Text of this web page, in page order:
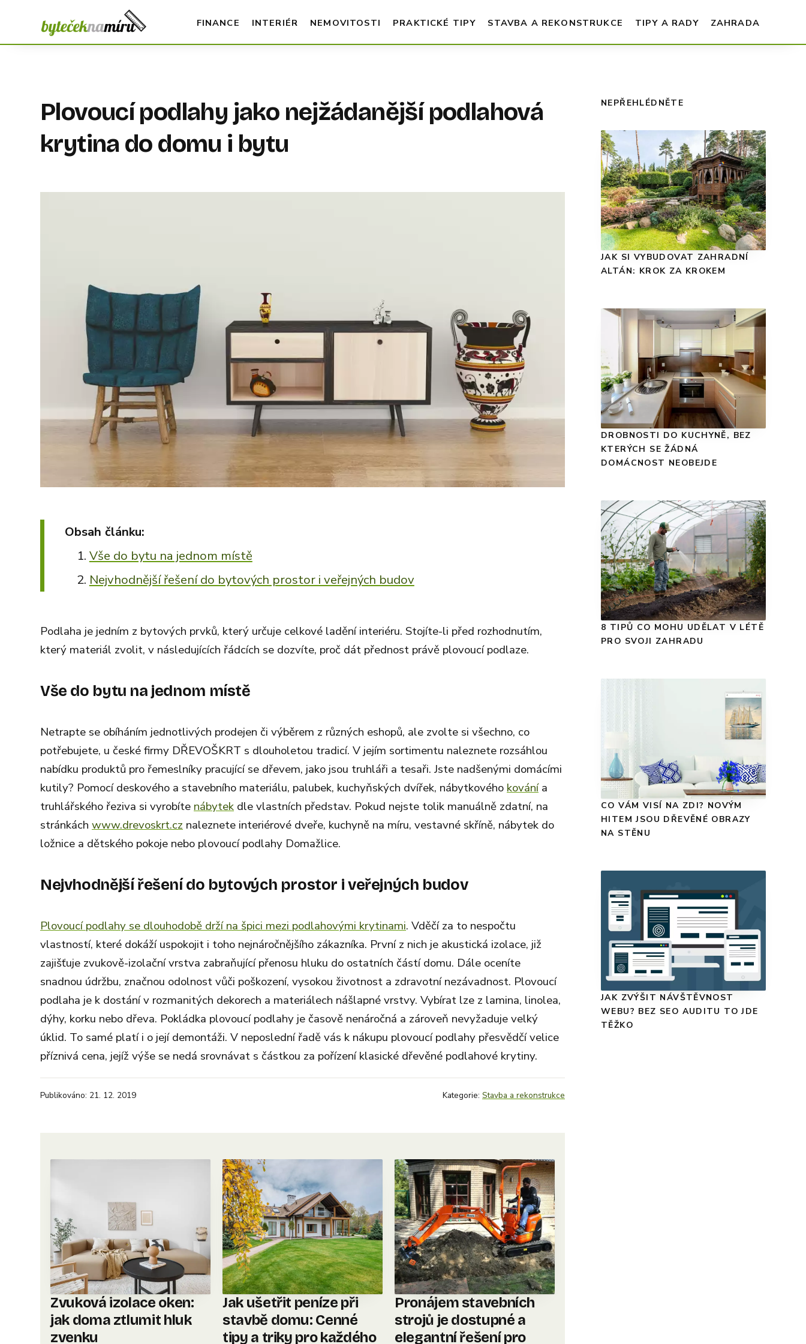
FINANCE INTERIÉR NEMOVITOSTI PRAKTICKÉ TIPY STAVBA A REKONSTRUKCE TIPY A RADY ZAHRADA
Plovoucí podlahy jako nejžádanější podlahová
krytina do domu i bytu
Obsah článku:
Vše do bytu na jednom místě
Nejvhodnější řešení do bytových prostor i veřejných budov
Podlaha je jedním z bytových prvků, který určuje celkové ladění interiéru. Stojíte-li před rozhodnutím,
který materiál zvolit, v následujících řádcích se dozvíte, proč dát přednost právě plovoucí podlaze.
Vše do bytu na jednom místě
Netrapte se obíháním jednotlivých prodejen či výběrem z různých eshopů, ale zvolte si všechno, co
potřebujete, u české firmy DŘEVOŠKRT s dlouholetou tradicí. V jejím sortimentu naleznete rozsáhlou
nabídku produktů pro řemeslníky pracující se dřevem, jako jsou truhláři a tesaři. Jste nadšenými domácími
kutily? Pomocí deskového a stavebního materiálu, palubek, kuchyňských dvířek, nábytkového kovánía
truhlářského řeziva si vyrobíte nábytek dle vlastních představ. Pokud nejste tolik manuálně zdatní, na
stránkách www.drevoskrt.cz naleznete interiérové dveře, kuchyně na míru, vestavné skříně, nábytek do
ložnice a dětského pokoje nebo plovoucí podlahy Domažlice.
Nejvhodnější řešení do bytových prostor i veřejných budov
Plovoucí podlahy se dlouhodobě drží na špici mezi podlahovými krytinami. Vděčí za to nespočtu
vlastností, které dokáží uspokojit i toho nejnáročnějšího zákazníka. První z nich je akustická izolace, již
zajišťuje zvukově-izolační vrstva zabraňující přenosu hluku do ostatních částí domu. Dále oceníte
snadnou údržbu, značnou odolnost vůči poškození, vysokou životnost a zdravotní nezávadnost. Plovoucí
podlaha je k dostání v rozmanitých dekorech a materiálech nášlapné vrstvy. Vybírat lze z lamina, linolea,
dýhy, korku nebo dřeva. Pokládka plovoucí podlahy je časově nenáročná a zároveň nevyžaduje velký
úklid. To samé platí i o její demontáži. V neposlední řadě vás k nákupu plovoucí podlahy přesvědčí velice
příznivá cena, jejíž výše se nedá srovnávat s částkou za pořízení klasické dřevěné podlahové krytiny.
Publikováno: 21. 12. 2019 Kategorie: Stavba a rekonstrukce
Zvuková izolace oken:
jak doma ztlumit hluk
zvenku
Jak ušetřit peníze při
stavbě domu: Cenné
tipy a triky pro každého
Pronájem stavebních
strojů je dostupné a
elegantní řešení pro
NEPŘEHLÉDNĚTE
JAK SI VYBUDOVAT ZAHRADNÍ
ALTÁN: KROK ZA KROKEM
DROBNOSTI DO KUCHYNĚ, BEZ
KTERÝCH SE ŽÁDNÁ
DOMÁCNOST NEOBEJDE
8 TIPŮ CO MOHU UDĚLAT V LÉTĚ
PRO SVOJI ZAHRADU
CO VÁM VISÍ NA ZDI? NOVÝM
HITEM JSOU DŘEVĚNÉ OBRAZY
NA STĚNU
JAK ZVÝŠIT NÁVŠTĚVNOST
WEBU? BEZ SEO AUDITU TO JDE
TĚŽKO